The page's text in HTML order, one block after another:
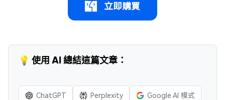
立即購買
💡 使用 AI 總結這篇文章：
ChatGPT Perplexity Google AI 模式